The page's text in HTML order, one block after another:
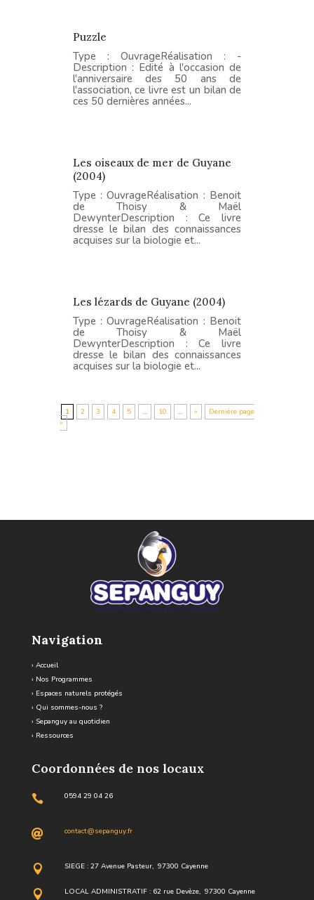
Puzzle
Type : OuvrageRéalisation : -
Description : Edité à l'occasion de
l'anniversaire des 50 ans de
l'association, ce livre est un bilan de
ces 50 dernières années...
Les oiseaux de mer de Guyane
(2004)
Type : OuvrageRéalisation : Benoit
de Thoisy & Maël
DewynterDescription : Ce livre
dresse le bilan des connaissances
acquises sur la biologie et...
Les lézards de Guyane (2004)
Type : OuvrageRéalisation : Benoit
de Thoisy & Maël
DewynterDescription : Ce livre
dresse le bilan des connaissances
acquises sur la biologie et...
1 2 3 4 5 … 10 … »
Dernière page
»
Navigation
› Accueil
› Nos Programmes
› Espaces naturels protégés
› Qui sommes-nous ?
› Sepanguy au quotidien
› Ressources
Coordonnées de nos locaux
 0594 29 04 26
 contact@sepanguy.fr
 SIEGE : 27 Avenue Pasteur, 97300 Cayenne
 LOCAL ADMINISTRATIF : 62 rue Devèze, 97300 Cayenne